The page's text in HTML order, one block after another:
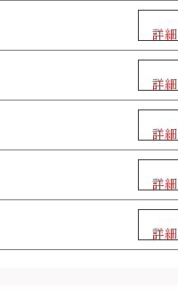
詳細
詳細
詳細
詳細
詳細